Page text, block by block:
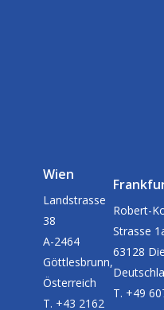
Wien
Landstrasse
38
A-2464
Göttlesbrunn,
Österreich
T. +43 2162
Robert-
Strasse
63128
T. +49